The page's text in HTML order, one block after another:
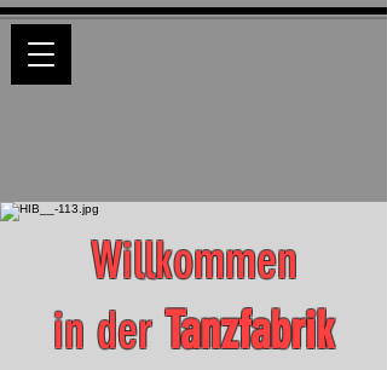
Willkommen
in der Tanzfabrik